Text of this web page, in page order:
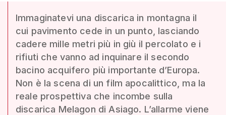
Immaginatevi una discarica in montagna il
cui pavimento cede in un punto, lasciando
cadere mille metri più in giù il percolato e i
rifiuti che vanno ad inquinare il secondo
bacino acquifero più importante d’Europa.
Non è la scena di un film apocalittico, ma la
reale prospettiva che incombe sulla
discarica Melagon di Asiago. L’allarme viene